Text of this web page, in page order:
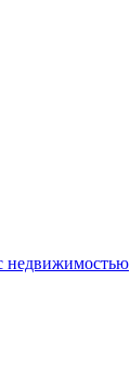
недвижимостью